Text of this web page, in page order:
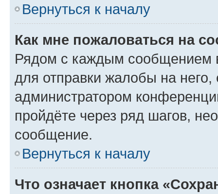
Вернуться к началу
Как мне пожаловаться на
Рядом с каждым сообщением
для отправки жалобы на
администратором
пройдёте через ряд шагов,
сообщение.
Вернуться к началу
Что означает кнопка